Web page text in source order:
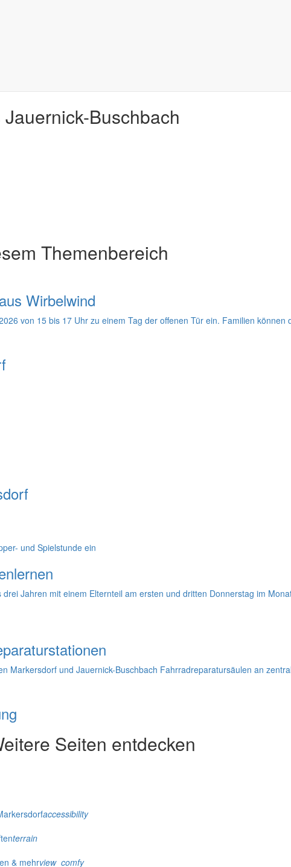
Buschbach
Themenbereich
Wirbelwind
von 15 bis 17 Uhr zu einem Tag der offenen Tür ein. Familien
und Spielstunde ein
drei Jahren mit einem Elternteil am ersten und dritten Donnerstag im
Markersdorf und Jauernick-Buschbach Fahrradreparatursäulen an
Seiten entdecken
accessibility
terrain
& mehrview_comfy